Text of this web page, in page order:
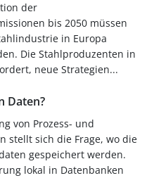
der
bis 2050 müssen
in Europa
Die Stahlproduzenten in
neue Strategien...
Daten?
von Prozess- und
stellt sich die Frage, wo die
gespeichert werden.
lokal in Datenbanken